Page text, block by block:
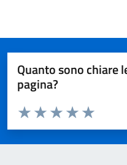
Quanto sono chiare
pagina?
Domanda
Valuta da 1 a 5 stelle la pagina
Valuta 5
Valuta 4
Valuta 3 stelle su
Valuta 2 stelle su 5
Valuta 1 stelle su 5